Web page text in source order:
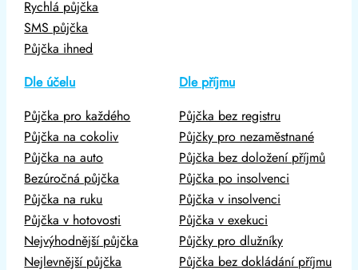
Rychlá půjčka
SMS půjčka
Půjčka ihned
Dle účelu
Půjčka pro každého
Půjčka na cokoliv
Půjčka na auto
Bezúročná půjčka
Půjčka na ruku
Půjčka v hotovosti
Nejvýhodnější půjčka
Nejlevnější půjčka
Dle příjmu
Půjčka bez registru
Půjčky pro nezaměstnané
Půjčka bez doložení příjmů
Půjčka po insolvenci
Půjčka v insolvenci
Půjčka v exekuci
Půjčky pro dlužníky
Půjčka bez dokládání příjmu